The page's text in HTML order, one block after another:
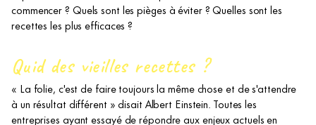
commencer ? Quels sont les pièges à éviter ? Quelles sont les
recettes les plus efficaces ?
Quid des vieilles recettes ?
« La folie, c'est de faire toujours la même chose et de s'attendre
à un résultat différent » disait Albert Einstein. Toutes les
entreprises ayant essayé de répondre aux enjeux actuels en